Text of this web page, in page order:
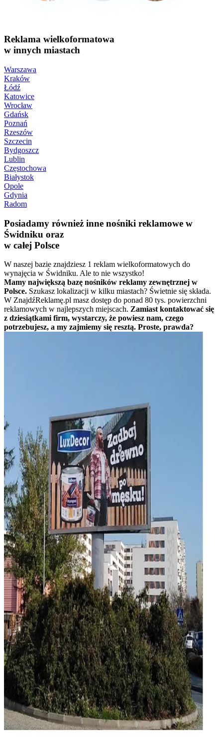
Reklama wielkoformatowa
w innych miastach
Warszawa
Kraków
Łódź
Katowice
Wrocław
Gdańsk
Poznań
Rzeszów
Szczecin
Bydgoszcz
Lublin
Częstochowa
Białystok
Opole
Gdynia
Radom
Posiadamy również inne nośniki reklamowe w
Świdniku oraz
w całej Polsce
W naszej bazie znajdziesz 1 reklam wielkoformatowych do
wynajęcia w Świdniku. Ale to nie wszystko!
Mamy największą bazę nośników reklamy zewnętrznej w
Polsce. Szukasz lokalizacji w kilku miastach? Świetnie się składa.
W ZnajdźReklamę.pl masz dostęp do ponad 80 tys. powierzchni
reklamowych w najlepszych miejscach. Zamiast kontaktować się
z dziesiątkami firm, wystarczy, że powiesz nam, czego
potrzebujesz, a my zajmiemy się resztą. Proste, prawda?